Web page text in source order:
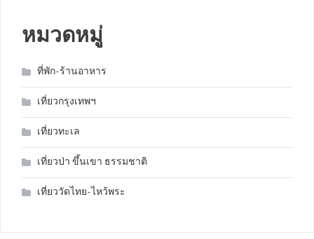
หมวดหมู่
ที่พัก-ร้านอาหาร
เที่ยวกรุงเทพฯ
เที่ยวทะเล
เที่ยวป่า ขึ้นเขา ธรรมชาติ
เที่ยววัดไทย-ไหว้พระ